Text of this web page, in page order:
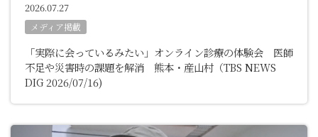
2026.07.27
メディア掲載
「実際に会っているみたい」オンライン診療の体験会 医師
不足や災害時の課題を解消 熊本・産山村 （TBS NEWS
DIG 2026/07/16)